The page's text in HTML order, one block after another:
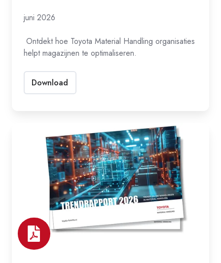
juni 2026
Ontdekt hoe Toyota Material Handling organisaties
helpt magazijnen te optimaliseren.
Download